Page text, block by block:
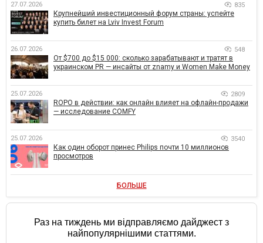
27.07.2026 835
Крупнейший инвестиционный форум страны: успейте
купить билет на Lviv Invest Forum
26.07.2026 548
От $700 до $15 000: сколько зарабатывают и тратят в
украинском PR — инсайты от znamy и Women Make Money
25.07.2026 2809
ROPO в действии: как онлайн влияет на офлайн-продажи
— исследование COMFY
25.07.2026 3540
Как один оборот принес Philips почти 10 миллионов
просмотров
БОЛЬШЕ
Раз на тиждень ми відправляємо дайджест з
найпопулярнішими статтями.